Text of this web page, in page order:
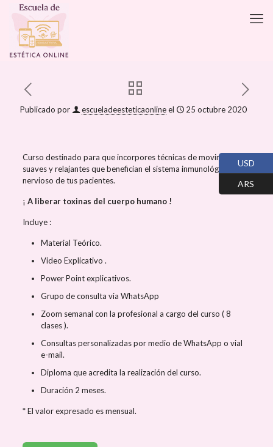
Publicado por escueladeesteticaonlineel 25 octubre 2020
Curso destinado para que incorpores técnicas de movimientos
suaves y relajantes que benefician el sistema inmunológico y
nervioso de tus pacientes.
¡ A liberar toxinas del cuerpo humano !
Incluye :
Material Teórico.
Video Explicativo .
Power Point explicativos.
Grupo de consulta via WhatsApp
Zoom semanal con la profesional a cargo del curso ( 8
clases ).
Consultas personalizadas por medio de WhatsApp o vial
e-mail.
Diploma que acredita la realización del curso.
Duración 2 meses.
* El valor expresado es mensual.
USD
ARS